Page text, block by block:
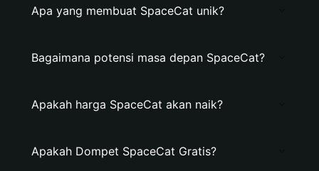
Apa yang membuat SpaceCat unik?
Bagaimana potensi masa depan SpaceCat?
Apakah harga SpaceCat akan naik?
Apakah Dompet SpaceCat Gratis?